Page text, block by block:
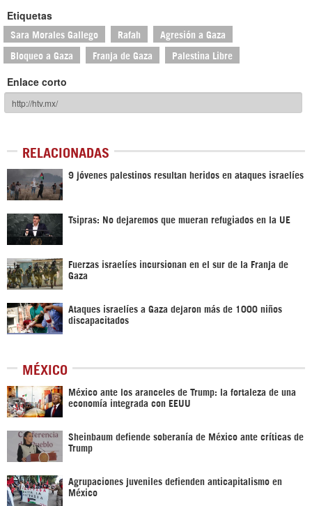
Etiquetas
Sara Morales Gallego Rafah Agresión a Gaza
Bloqueo a Gaza Franja de Gaza Palestina Libre
Enlace corto
RELACIONADAS
9 jóvenes palestinos resultan heridos en ataques israelíes
Tsipras: No dejaremos que mueran refugiados en la UE
Fuerzas israelíes incursionan en el sur de la Franja de
Gaza
Ataques israelíes a Gaza dejaron más de 1000 niños
discapacitados
MÉXICO
México ante los aranceles de Trump: la fortaleza de una
economía integrada con EEUU
Sheinbaum defiende soberanía de México ante críticas de
Trump
Agrupaciones juveniles defienden anticapitalismo en
México